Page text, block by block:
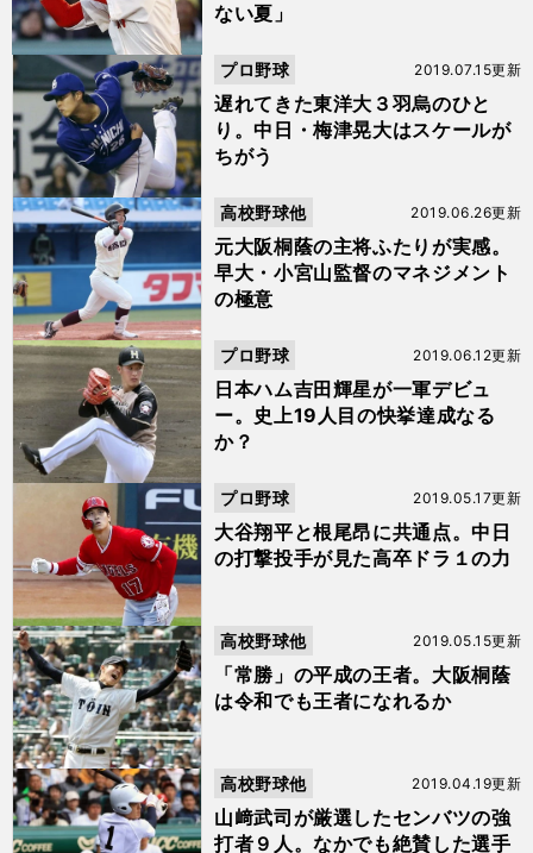
ない夏」
遅れてきた東洋大３羽烏のひと
り。中日・梅津晃大はスケールが
ちがう
2019.07.15更新
プロ野球
元大阪桐蔭の主将ふたりが実感。
早大・小宮山監督のマネジメント
の極意
2019.06.26更新
高校野球他
日本ハム吉田輝星が一軍デビュ
ー。史上19人目の快挙達成なる
か？
2019.06.12更新
プロ野球
大谷翔平と根尾昂に共通点。中日
の打撃投手が見た高卒ドラ１の力
2019.05.17更新
プロ野球
「常勝」の平成の王者。大阪桐蔭
は令和でも王者になれるか
2019.05.15更新
高校野球他
山﨑武司が厳選したセンバツの強
打者９人。なかでも絶賛した選手
2019.04.19更新
高校野球他